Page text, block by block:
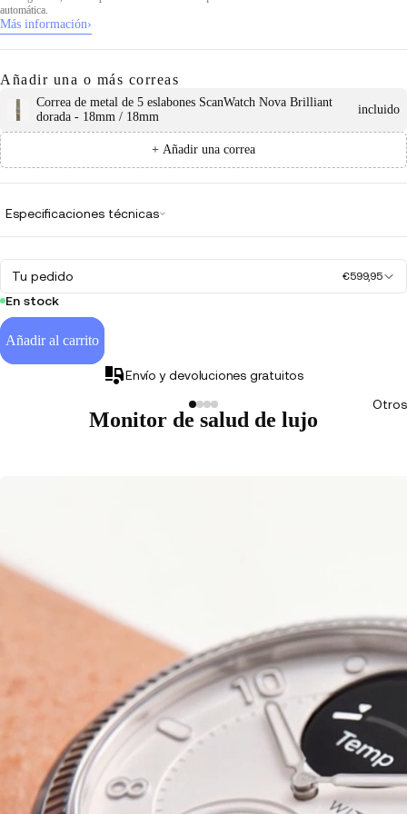
automática.
Más información›
Añadir una o más correas
Correa de metal de 5 eslabones ScanWatch Nova Brilliant
dorada - 18mm / 18mm
incluido
+ Añadir una correa
Especificaciones técnicas
Tu pedido €599,95
En stock
Añadir al carrito
Envío y devoluciones gratuitos
Monitor de salud de lujo